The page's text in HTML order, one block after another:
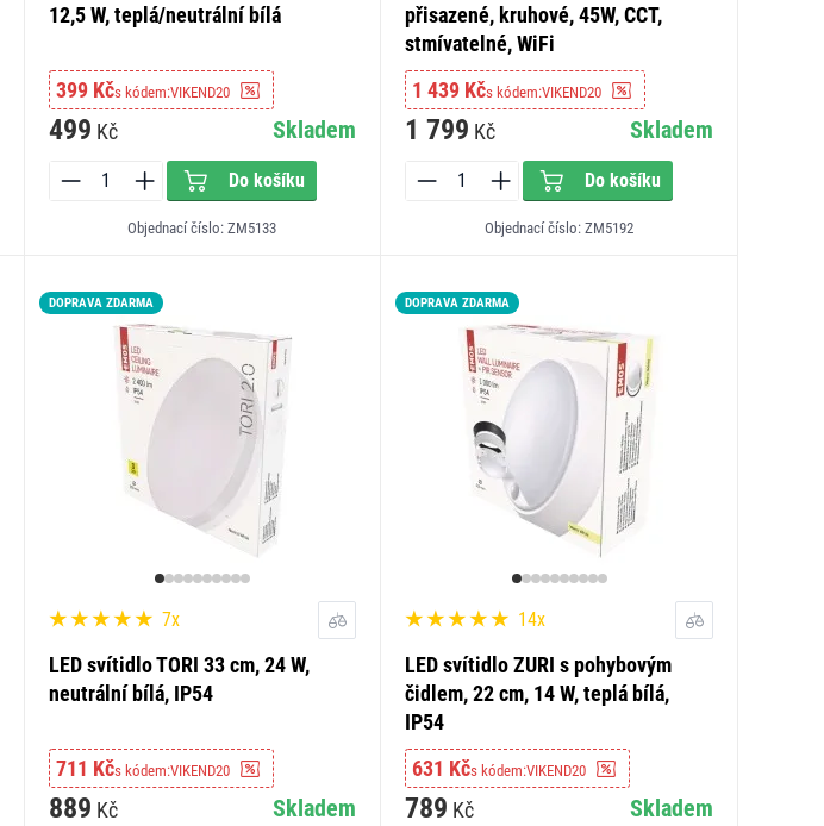
12,5 W, teplá/neutrální bílá
399 Kčs kódem:VIKEND20
499 Kč Skladem
Do košíku
Objednací číslo: ZM5133
přisazené, kruhové, 45W, CCT,
stmívatelné, WiFi
1 439 Kčs kódem:VIKEND20
1 799 Kč Skladem
Do košíku
Objednací číslo: ZM5192
DOPRAVA ZDARMA
7x
LED svítidlo TORI 33 cm, 24 W,
neutrální bílá, IP54
711 Kčs kódem:VIKEND20
889 Kč Skladem
DOPRAVA ZDARMA
14x
LED svítidlo ZURI s pohybovým
čidlem, 22 cm, 14 W, teplá bílá,
IP54
631 Kčs kódem:VIKEND20
789 Kč Skladem